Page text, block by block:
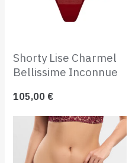
Shorty Lise Charmel
Bellissime Inconnue
105,00 €